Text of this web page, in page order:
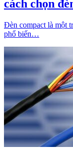
cách chọn
Đèn compact là một
phổ biến…